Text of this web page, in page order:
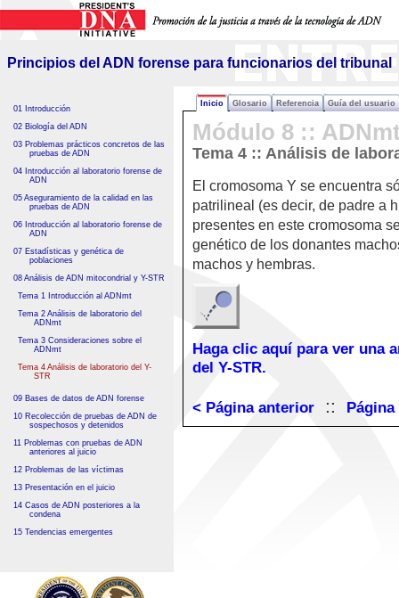
para funcionarios del tribunal
Principios del ADN forense para funcionarios del tribunal
Inicio Glosario Referencia Guía del usuario
01 Introducción
02 Biología del ADN
03 Problemas prácticos concretos de las
pruebas de ADN
04 Introducción al laboratorio forense de
ADN
05 Aseguramiento de la calidad en las
pruebas de ADN
06 Introducción al laboratorio forense de
ADN
07 Estadísticas y genética de
poblaciones
08 Análisis de ADN mitocondrial y Y-STR
Tema 1 Introducción al ADNmt
Tema 2 Análisis de laboratorio del
ADNmt
Tema 3 Consideraciones sobre el
ADNmt
Tema 4 Análisis de laboratorio del Y-
STR
09 Bases de datos de ADN forense
10 Recolección de pruebas de ADN de
sospechosos y detenidos
11 Problemas con pruebas de ADN
anteriores al juicio
12 Problemas de las víctimas
13 Presentación en el juicio
14 Casos de ADN posteriores a la
condena
15 Tendencias emergentes
Módulo 8 ::
Tema 4 :: Análisis de
El cromosoma Y se encuentra
patrilineal (es decir, de padre a
presentes en este cromosoma
genético de los donantes
machos y hembras.
Haga clic aquí para ver una
del Y-STR.
< Página anterior ::